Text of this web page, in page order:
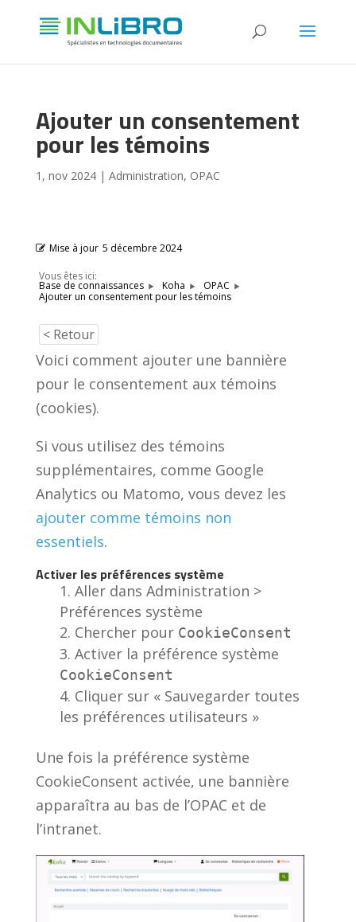
Ajouter un consentement
pour les témoins
1, nov 2024| Administration, OPAC
Mise à jour 5 décembre 2024
Vous êtes ici:
Base de connaissances Koha
OPAC
Ajouter un consentement pour les témoins
< Retour
Voici comment ajouter une bannière
pour le consentement aux témoins
(cookies).
Si vous utilisez des témoins
supplémentaires, comme Google
Analytics ou Matomo, vous devez les
ajouter comme témoins non
essentiels.
Activer les préférences système
Aller dans Administration >
Préférences système
Chercher pour CookieConsent
Activer la préférence système
CookieConsent
Cliquer sur « Sauvegarder toutes
les préférences utilisateurs »
Une fois la préférence système
CookieConsent activée, une bannière
apparaîtra au bas de l’OPAC et de
l’intranet.